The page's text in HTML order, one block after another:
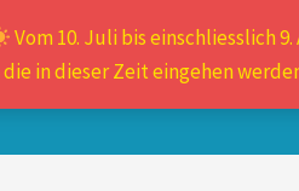
Vom 10. Juli bis einschliesslich
in dieser Zeit eingehen
Metallmaulkörbe